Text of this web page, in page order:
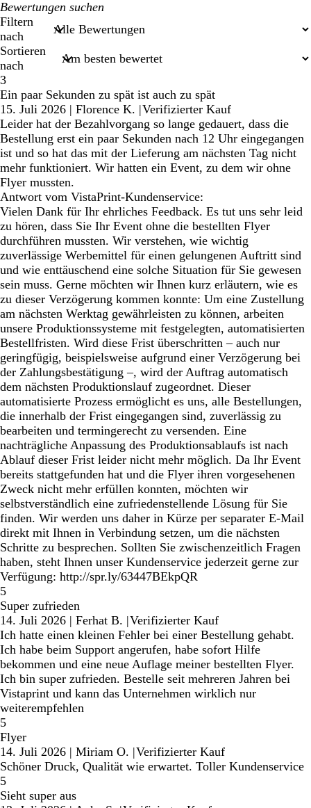
Meine
Sucheingaben
Filtern
nach
Sortieren
nach
3
Ein paar Sekunden zu spät ist auch zu spät
15. Juli 2026 | Florence K. |Verifizierter Kauf
Leider hat der Bezahlvorgang so lange gedauert, dass die
Bestellung erst ein paar Sekunden nach 12 Uhr eingegangen
ist und so hat das mit der Lieferung am nächsten Tag nicht
mehr funktioniert. Wir hatten ein Event, zu dem wir ohne
Flyer mussten.
Antwort vom VistaPrint-Kundenservice:
Vielen Dank für Ihr ehrliches Feedback. Es tut uns sehr leid
zu hören, dass Sie Ihr Event ohne die bestellten Flyer
durchführen mussten. Wir verstehen, wie wichtig
zuverlässige Werbemittel für einen gelungenen Auftritt sind
und wie enttäuschend eine solche Situation für Sie gewesen
sein muss. Gerne möchten wir Ihnen kurz erläutern, wie es
zu dieser Verzögerung kommen konnte: Um eine Zustellung
am nächsten Werktag gewährleisten zu können, arbeiten
unsere Produktionssysteme mit festgelegten, automatisierten
Bestellfristen. Wird diese Frist überschritten – auch nur
geringfügig, beispielsweise aufgrund einer Verzögerung bei
der Zahlungsbestätigung –, wird der Auftrag automatisch
dem nächsten Produktionslauf zugeordnet. Dieser
automatisierte Prozess ermöglicht es uns, alle Bestellungen,
die innerhalb der Frist eingegangen sind, zuverlässig zu
bearbeiten und termingerecht zu versenden. Eine
nachträgliche Anpassung des Produktionsablaufs ist nach
Ablauf dieser Frist leider nicht mehr möglich. Da Ihr Event
bereits stattgefunden hat und die Flyer ihren vorgesehenen
Zweck nicht mehr erfüllen konnten, möchten wir
selbstverständlich eine zufriedenstellende Lösung für Sie
finden. Wir werden uns daher in Kürze per separater E-Mail
direkt mit Ihnen in Verbindung setzen, um die nächsten
Schritte zu besprechen. Sollten Sie zwischenzeitlich Fragen
haben, steht Ihnen unser Kundenservice jederzeit gerne zur
Verfügung: http://spr.ly/63447BEkpQR
5
Super zufrieden
14. Juli 2026 | Ferhat B. |Verifizierter Kauf
Ich hatte einen kleinen Fehler bei einer Bestellung gehabt.
Ich habe beim Support angerufen, habe sofort Hilfe
bekommen und eine neue Auflage meiner bestellten Flyer.
Ich bin super zufrieden. Bestelle seit mehreren Jahren bei
Vistaprint und kann das Unternehmen wirklich nur
weiterempfehlen
5
Flyer
14. Juli 2026 | Miriam O. |Verifizierter Kauf
Schöner Druck, Qualität wie erwartet. Toller Kundenservice
5
Sieht super aus